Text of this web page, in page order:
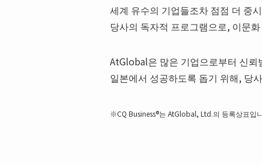
세계 유수의 기업들조차 점점 더 중
당사의 독자적 프로그램으로, 이문
AtGlobal은 많은 기업으로부터 신뢰
일본에서 성공하도록 돕기 위해, 당
※CQ Business®는 AtGlobal, Ltd.의 등록상표입